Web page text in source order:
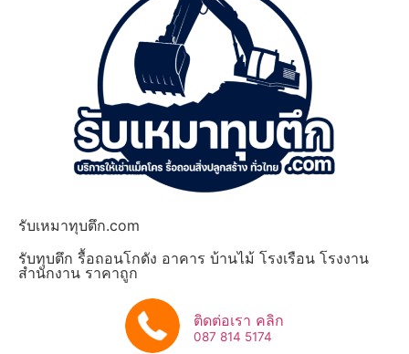
รับเหมาทุบตึก.com
รับทุบตึก รื้อถอนโกดัง อาคาร บ้านไม้ โรงเรือน โรงงาน
สำนักงาน ราคาถูก
ติดต่อเรา คลิก
087 814 5174